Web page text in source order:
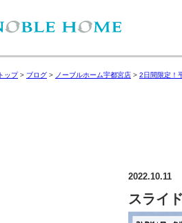
トップ> ブログ > ノーブルホーム宇都宮店 > 2日間限定！
2022.10.11
スライ